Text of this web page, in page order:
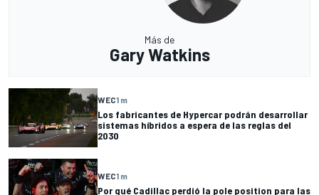
Más de
Gary Watkins
WEC1 m
Los fabricantes de Hypercar podrán desarrollar
sistemas híbridos a espera de las reglas del
2030
WEC1 m
Por qué Cadillac perdió la pole position para las